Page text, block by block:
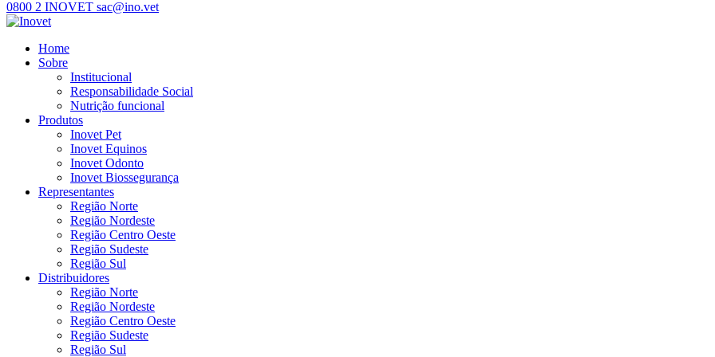
0800 2 INOVET sac@ino.vet
Home
Sobre
Institucional
Responsabilidade Social
Nutrição funcional
Produtos
Inovet Pet
Inovet Equinos
Inovet Odonto
Inovet Biossegurança
Representantes
Região Norte
Região Nordeste
Região Centro Oeste
Região Sudeste
Região Sul
Distribuidores
Região Norte
Região Nordeste
Região Centro Oeste
Região Sudeste
Região Sul